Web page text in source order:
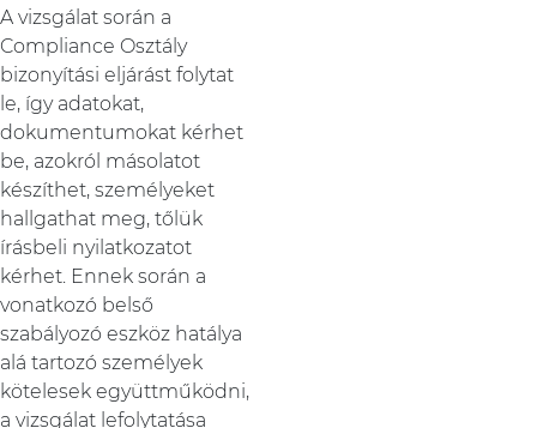
A vizsgálat során a
Compliance Osztály
bizonyítási eljárást folytat
le, így adatokat,
dokumentumokat kérhet
be, azokról másolatot
készíthet, személyeket
hallgathat meg, tőlük
írásbeli nyilatkozatot
kérhet. Ennek során a
vonatkozó belső
szabályozó eszköz hatálya
alá tartozó személyek
kötelesek együttműködni,
a vizsgálat lefolytatása